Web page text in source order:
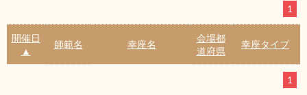
1
開催日
▲
師範名 幸座名
会場都
道府県
幸座タイプ
1